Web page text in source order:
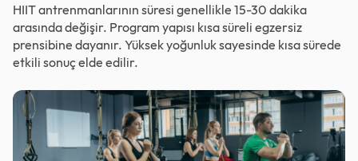
HIIT antrenmanlarının süresi genellikle 15-30 dakika
arasında değişir. Program yapısı kısa süreli egzersiz
prensibine dayanır. Yüksek yoğunluk sayesinde kısa sürede
etkili sonuç elde edilir.